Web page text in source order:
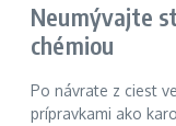
Neumývajte
chémiou
Po návrate z ciest
prípravkami ako